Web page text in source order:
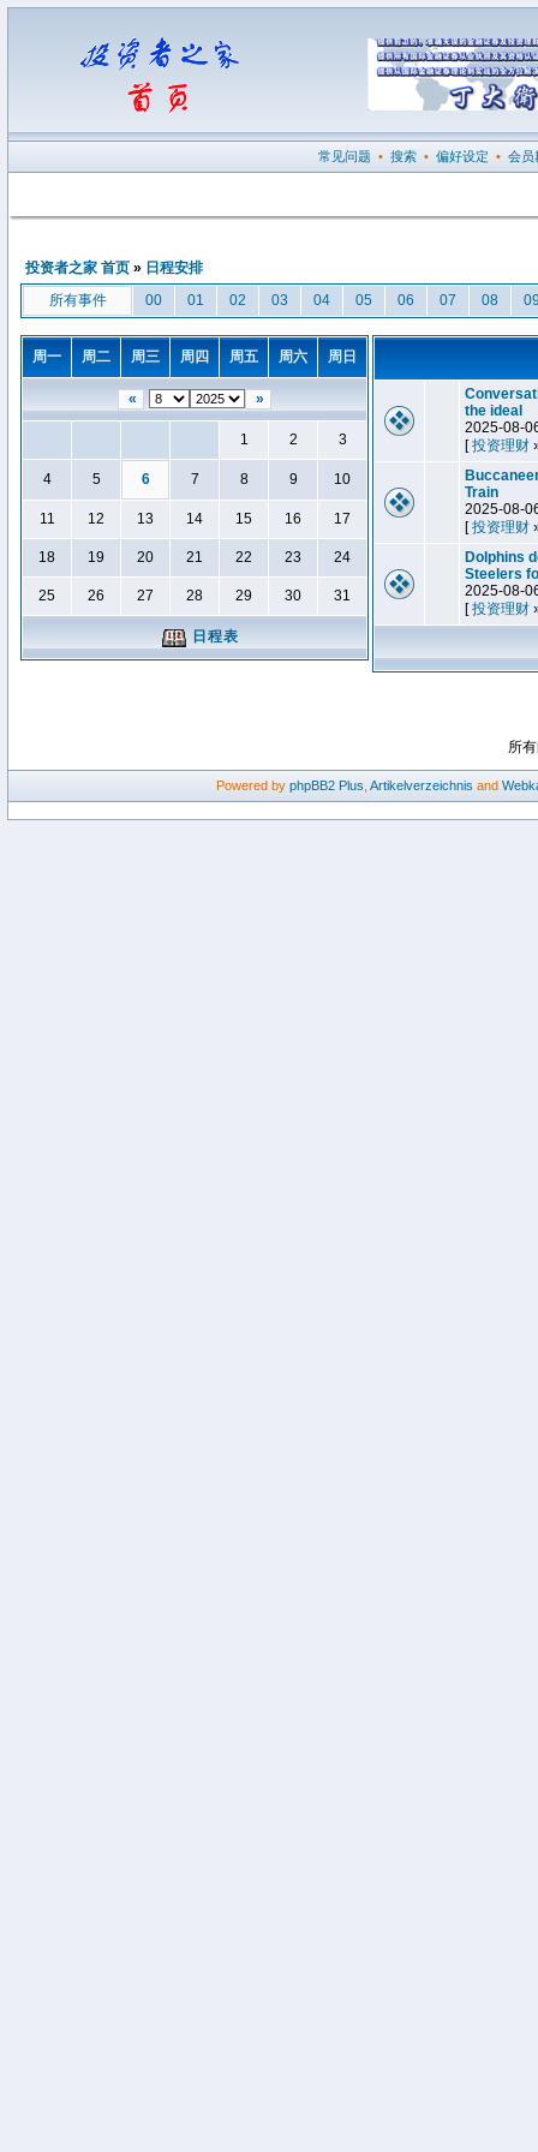
常见问题 • 搜索 • 偏好设定 • 会员
投资者之家 首页 » 日程安排
所有事件
00 01 02 03 04 05 06 07 08
周一 周二 周三 周四 周五 周六 周日
« »
1 2 3
4 5 6 7 8 9 10
11 12 13 14 15 16 17
18 19 20 21 22 23 24
25 26 27 28 29 30 31
日程表
the ideal
2025-08-
[投资理财
Train
2025-08-
[投资理财
Dolphins
Steelers
2025-08-
[投资理财
所
Powered by phpBB2 Plus Artikelverzeichnis and